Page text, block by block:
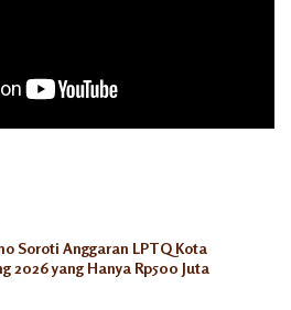
Soroti Anggaran LPTQ Kota
2026 yang Hanya Rp500 Juta